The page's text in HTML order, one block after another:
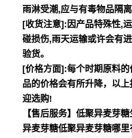
雨淋受潮,应与有毒物品隔离
[收货注意]:因产品特殊性,
碰损伤,雨天运输或许会有
验货。
[价格方面]:每个时期原料
品的价格会有所升降，以
迎选购!
【售后服务】低聚异麦芽
异麦芽糖低聚异麦芽糖哪